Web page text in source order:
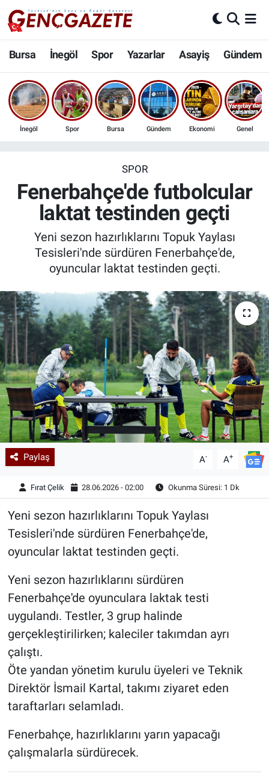
Bursa İnegöl Spor Yazarlar Asayiş Gündem
İnegöl Spor Bursa Gündem Ekonomi Genel
SPOR
Fenerbahçe'de futbolcular
laktat testinden geçti
Yeni sezon hazırlıklarını Topuk Yaylası
Tesisleri'nde sürdüren Fenerbahçe'de,
oyuncular laktat testinden geçti.
Paylaş A- A+
Fırat Çelik 28.06.2026 - 02:00 Okunma Süresi: 1 Dk
Yeni sezon hazırlıklarını Topuk Yaylası
Tesisleri'nde sürdüren Fenerbahçe'de,
oyuncular laktat testinden geçti.
Yeni sezon hazırlıklarını sürdüren
Fenerbahçe'de oyunculara laktak testi
uygulandı. Testler, 3 grup halinde
gerçekleştirilirken; kaleciler takımdan ayrı
çalıştı.
Öte yandan yönetim kurulu üyeleri ve Teknik
Direktör İsmail Kartal, takımı ziyaret eden
taraftarları selamladı.
Fenerbahçe, hazırlıklarını yarın yapacağı
çalışmalarla sürdürecek.
Bursa
İnegöl
3.SAYFA
Ekonomi
Güncel
İnanç
Kadın & Aile
Kültür & Sanat
Sağlık
Siyaset
Teknoloji
Yazarlar
Nöbetçi Eczaneler
Hava Durumu
Trafik Durumu
Son Dakika Haberleri
Haber Arşivi